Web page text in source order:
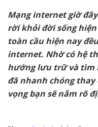
Mạng internet giờ
rời khỏi đời sống
toàn cầu hiện nay
internet. Nhờ có hệ
hướng lưu trữ và tìm
đã nhanh chóng thay
vọng bạn sẽ nắm rõ